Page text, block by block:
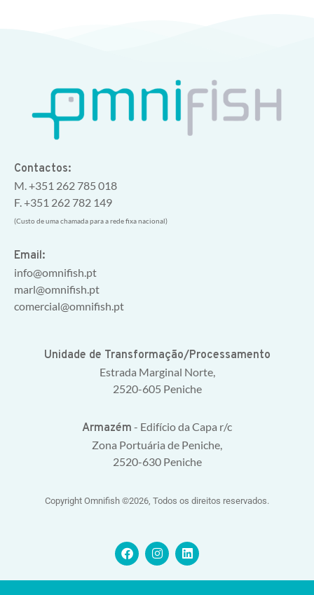
Contactos:
M. +351 262 785 018
F. +351 262 782 149
(Custo de uma chamada para a rede fixa nacional)
Email:
info@omnifish.pt
marl@omnifish.pt
comercial@omnifish.pt
Unidade de Transformação/Processamento
Estrada Marginal Norte,
2520-605 Peniche
Armazém - Edifício da Capa r/c
Zona Portuária de Peniche,
2520-630 Peniche
Copyright Omnifish ©2026, Todos os direitos reservados.